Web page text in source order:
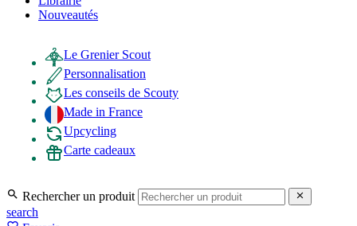
Nouveautés
Le Grenier Scout
Personnalisation
Les conseils de Scouty
Made in France
Upcycling
Carte cadeaux
 Rechercher un produit 
search